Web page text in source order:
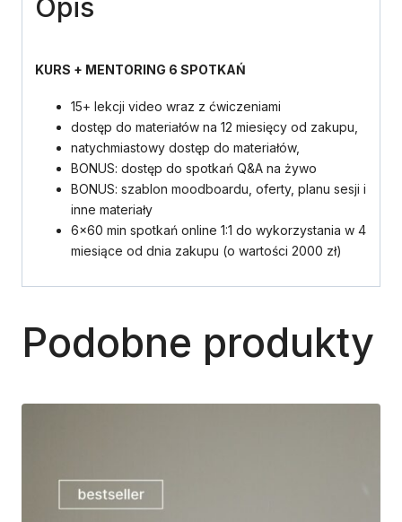
Opis
KURS + MENTORING 6 SPOTKAŃ
15+ lekcji video wraz z ćwiczeniami
dostęp do materiałów na 12 miesięcy od zakupu,
natychmiastowy dostęp do materiałów,
BONUS: dostęp do spotkań Q&A na żywo
BONUS: szablon moodboardu, oferty, planu sesji i
inne materiały
6×60 min spotkań online 1:1 do wykorzystania w 4
miesiące od dnia zakupu (o wartości 2000 zł)
Podobne produkty